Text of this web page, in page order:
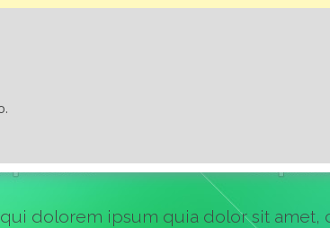
dolorem ipsum quia dolor sit amet,